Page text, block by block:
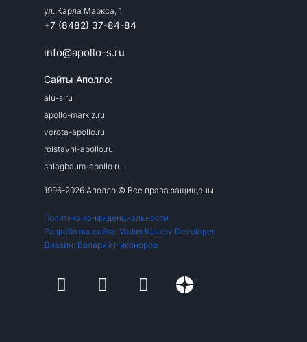
ул. Карла Маркса, 1
+7 (8482) 37-84-84
info@apollo-s.ru
Сайты Аполло:
alu-s.ru
apollo-markiz.ru
vorota-apollo.ru
rolstavni-apollo.ru
shlagbaum-apollo.ru
1996-2026 Аполло © Все права защищены
Политика конфиденциальности
Разработка сайта: Vadim Kulikov Developer
Дизайн: Валерий Никоноров